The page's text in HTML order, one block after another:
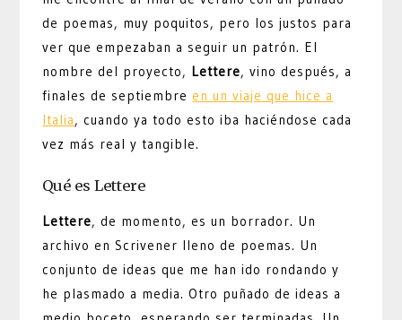
de poemas, muy poquitos, pero los justos para
ver que empezaban a seguir un patrón. El
nombre del proyecto, Lettere, vino después, a
finales de septiembre en un viaje que hice a
Italia, cuando ya todo esto iba haciéndose cada
vez más real y tangible.
Qué es Lettere
Lettere, de momento, es un borrador. Un
archivo en Scrivener lleno de poemas. Un
conjunto de ideas que me han ido rondando y
he plasmado a media. Otro puñado de ideas a